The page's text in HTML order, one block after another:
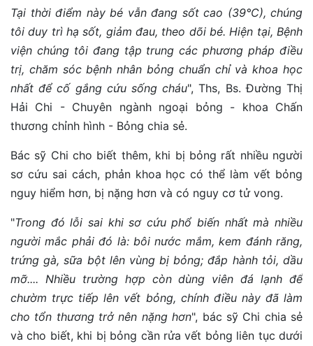
Tại thời điểm này bé vẫn đang sốt cao (39°C), chúng
tôi duy trì hạ sốt, giảm đau, theo dõi bé. Hiện tại, Bệnh
viện chúng tôi đang tập trung các phương pháp điều
trị, chăm sóc bệnh nhân bỏng chuẩn chỉ và khoa học
nhất để cố gắng cứu sống cháu", Ths, Bs. Đường Thị
Hải Chi - Chuyên ngành ngoại bỏng - khoa Chấn
thương chỉnh hình - Bỏng chia sẻ.
Bác sỹ Chi cho biết thêm, khi bị bỏng rất nhiều người
sơ cứu sai cách, phản khoa học có thể làm vết bỏng
nguy hiểm hơn, bị nặng hơn và có nguy cơ tử vong.
"Trong đó lỗi sai khi sơ cứu phổ biến nhất mà nhiều
người mắc phải đó là: bôi nước mắm, kem đánh răng,
trứng gà, sữa bột lên vùng bị bỏng; đắp hành tỏi, dầu
mỡ.... Nhiều trường hợp còn dùng viên đá lạnh để
chườm trực tiếp lên vết bỏng, chính điều này đã làm
cho tổn thương trở nên nặng hơn", bác sỹ Chi chia sẻ
và cho biết, khi bị bỏng cần rửa vết bỏng liên tục dưới